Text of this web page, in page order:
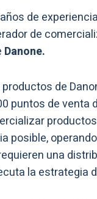
de
de
Danone.
de
puntos de venta
posible,
una
la estrategia